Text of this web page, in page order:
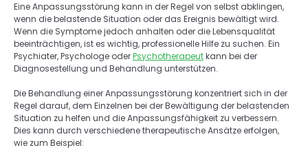
Eine Anpassungsstörung kann in der Regel von selbst abklingen,
wenn die belastende Situation oder das Ereignis bewältigt wird.
Wenn die Symptome jedoch anhalten oder die Lebensqualität
beeinträchtigen, ist es wichtig, professionelle Hilfe zu suchen. Ein
Psychiater, Psychologe oder Psychotherapeut kann bei der
Diagnosestellung und Behandlung unterstützen.
Die Behandlung einer Anpassungsstörung konzentriert sich in der
Regel darauf, dem Einzelnen bei der Bewältigung der belastenden
Situation zu helfen und die Anpassungsfähigkeit zu verbessern.
Dies kann durch verschiedene therapeutische Ansätze erfolgen,
wie zum Beispiel: